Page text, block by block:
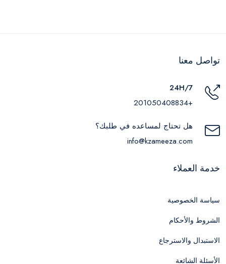
تواصل معنا
24H/7
+201050408834
هل تحتاج لمساعده في طلبك؟
info@kzameeza.com
خدمة العملاء
سياسة الخصوصية
الشروط والأحكام
الاستبدال والاسترجاع
الأسئلة الشائعة